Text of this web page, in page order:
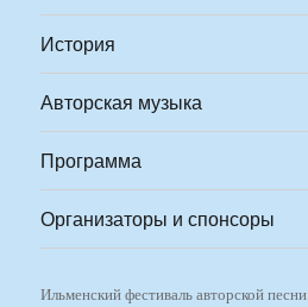
История
Авторская музыка
Программа
Организаторы и спонсоры
Ильменский фестиваль авторской песни